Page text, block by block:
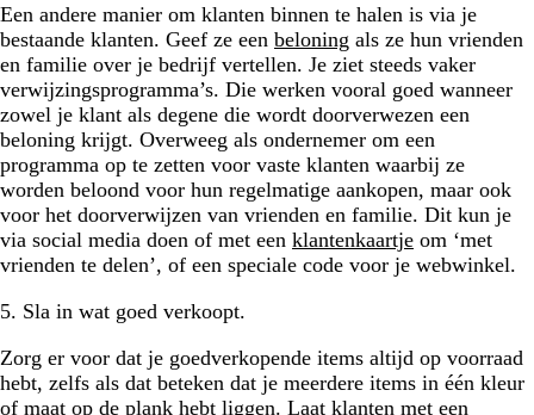
Een andere manier om klanten binnen te halen is via je
bestaande klanten. Geef ze een beloning als ze hun vrienden
en familie over je bedrijf vertellen. Je ziet steeds vaker
verwijzingsprogramma’s. Die werken vooral goed wanneer
zowel je klant als degene die wordt doorverwezen een
beloning krijgt. Overweeg als ondernemer om een
programma op te zetten voor vaste klanten waarbij ze
worden beloond voor hun regelmatige aankopen, maar ook
voor het doorverwijzen van vrienden en familie. Dit kun je
via social media doen of met een klantenkaartje om ‘met
vrienden te delen’, of een speciale code voor je webwinkel.
5. Sla in wat goed verkoopt.
Zorg er voor dat je goedverkopende items altijd op voorraad
hebt, zelfs als dat beteken dat je meerdere items in één kleur
of maat op de plank hebt liggen. Laat klanten met een